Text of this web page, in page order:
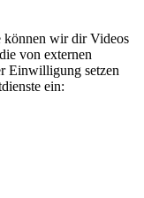
können wir dir Videos
von externen
Einwilligung setzen
ein: